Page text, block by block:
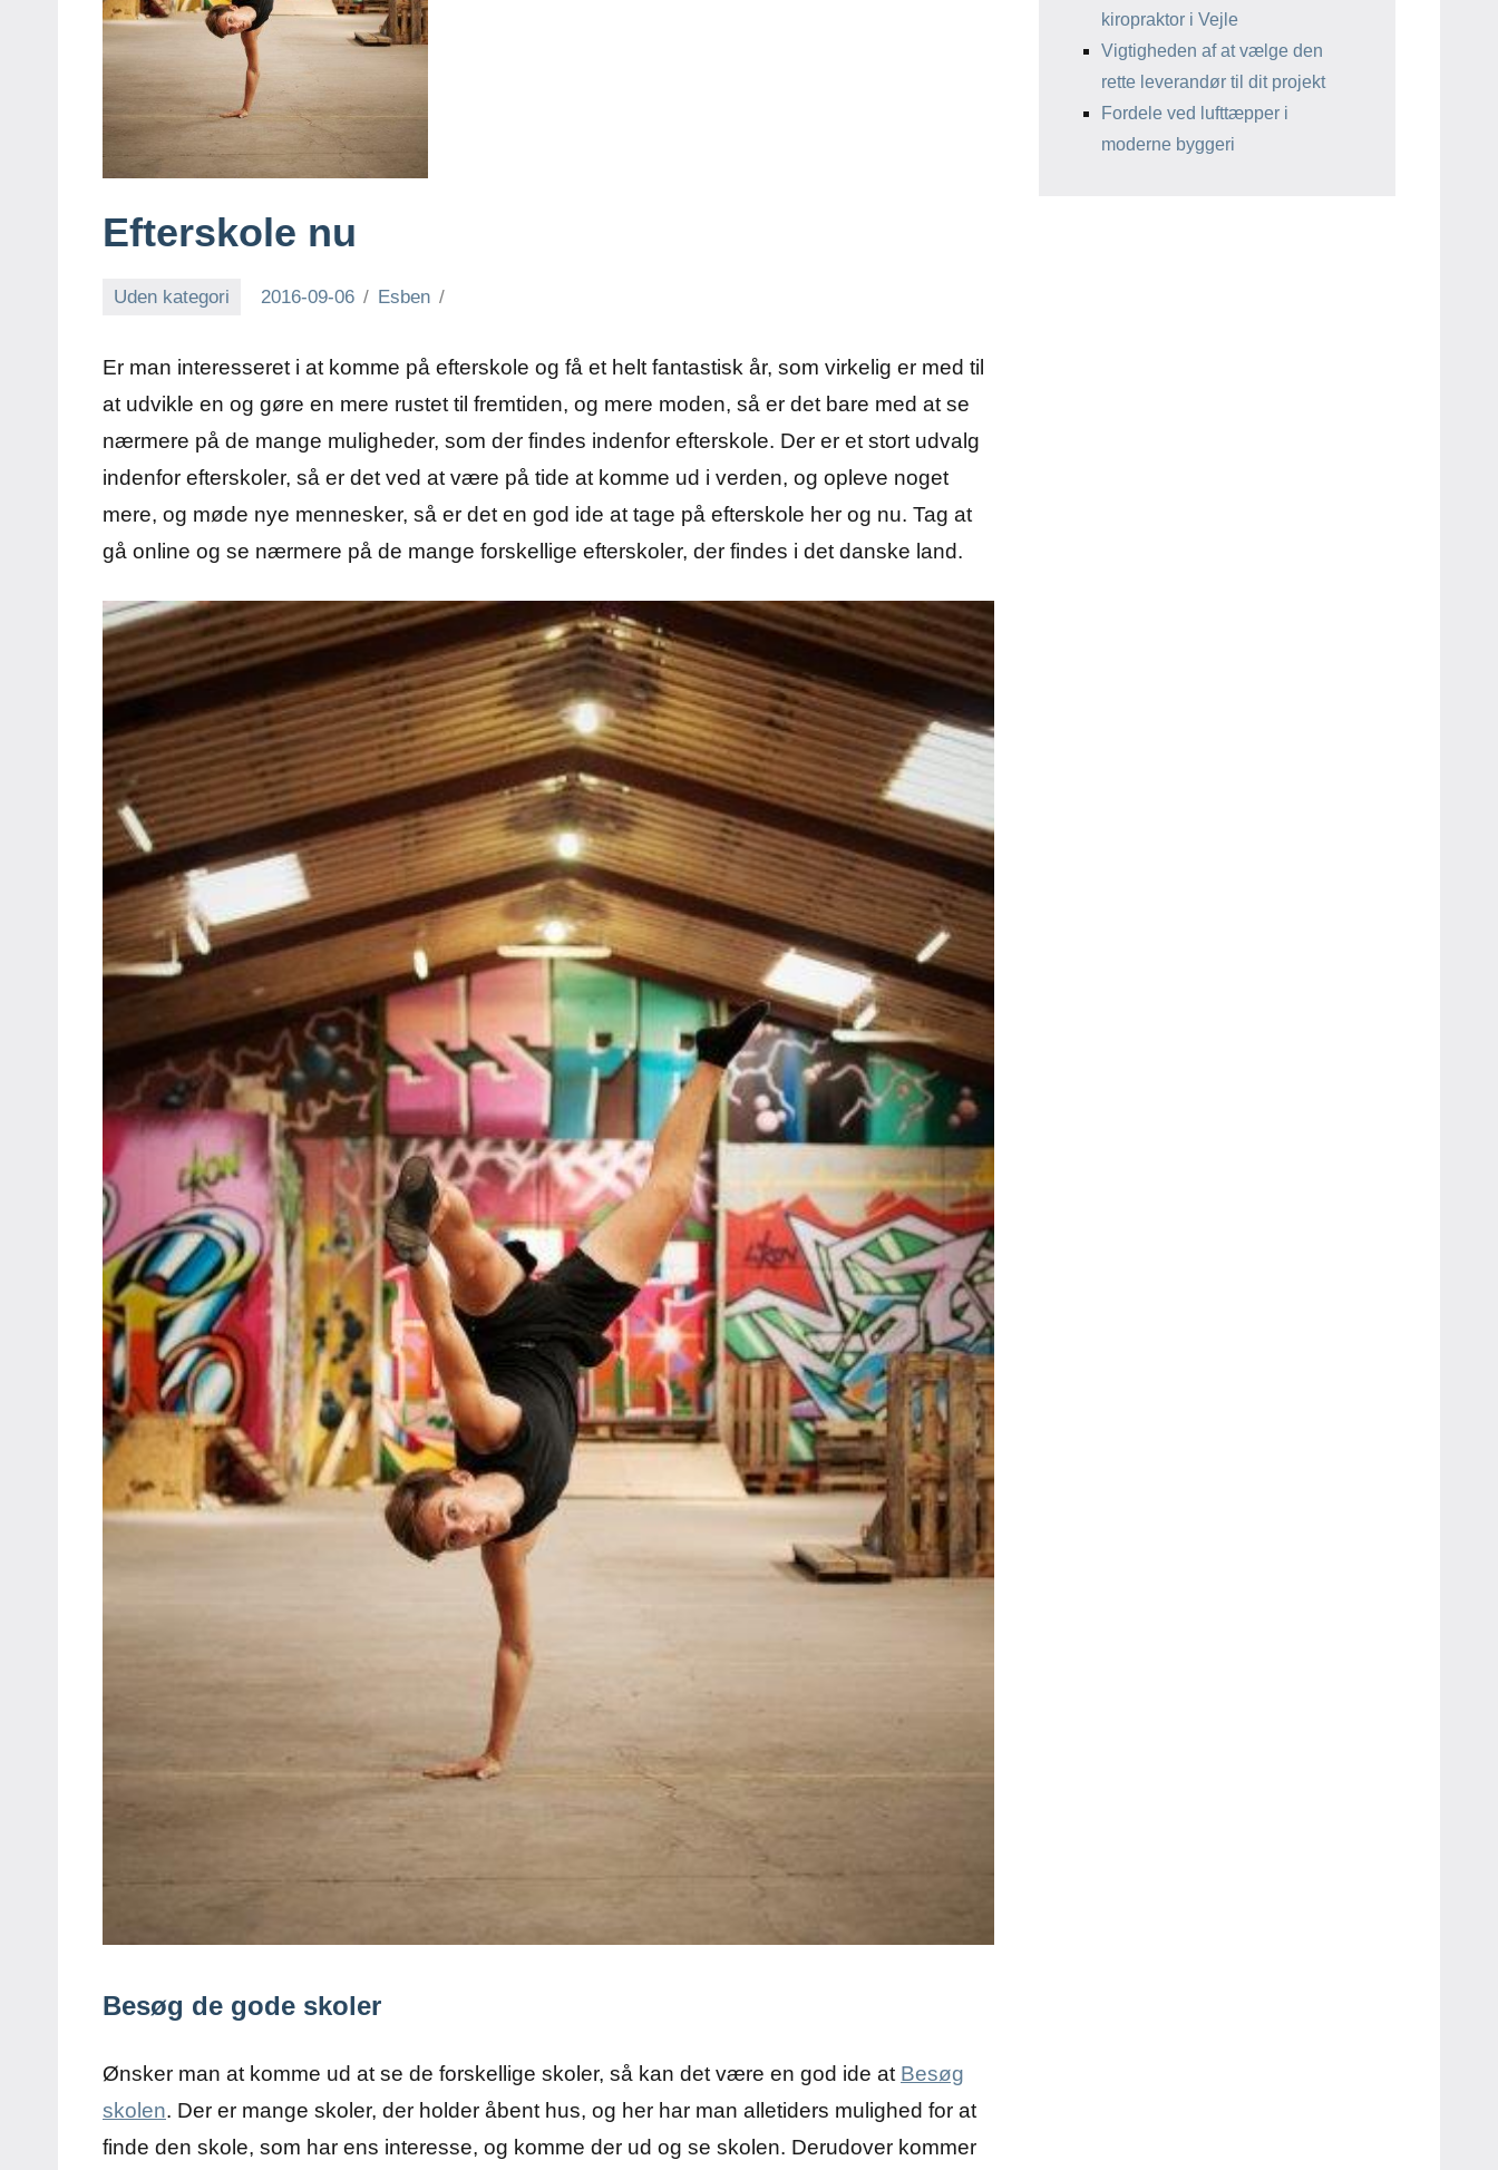
Efterskole nu
Uden kategori 2016-09-06 Esben
Er man interesseret i at komme på efterskole og få et helt fantastisk år, som virkelig er med til
at udvikle en og gøre en mere rustet til fremtiden, og mere moden, så er det bare med at se
nærmere på de mange muligheder, som der findes indenfor efterskole. Der er et stort udvalg
indenfor efterskoler, så er det ved at være på tide at komme ud i verden, og opleve noget
mere, og møde nye mennesker, så er det en god ide at tage på efterskole her og nu. Tag at
gå online og se nærmere på de mange forskellige efterskoler, der findes i det danske land.
Besøg de gode skoler
Ønsker man at komme ud at se de forskellige skoler, så kan det være en god ide at Besøg
skolen. Der er mange skoler, der holder åbent hus, og her har man alletiders mulighed for at
finde den skole, som har ens interesse, og komme der ud og se skolen. Derudover kommer
kiropraktor i Vejle
Vigtigheden af at vælge den
rette leverandør til dit projekt
Fordele ved lufttæpper i
moderne byggeri